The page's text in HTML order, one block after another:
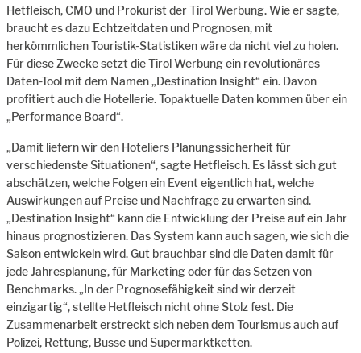
Hetfleisch, CMO und Prokurist der Tirol Werbung. Wie er sagte,
braucht es dazu Echtzeitdaten und Prognosen, mit
herkömmlichen Touristik-Statistiken wäre da nicht viel zu holen.
Für diese Zwecke setzt die Tirol Werbung ein revolutionäres
Daten-Tool mit dem Namen „Destination Insight“ ein. Davon
profitiert auch die Hotellerie. Topaktuelle Daten kommen über ein
„Performance Board“.
„Damit liefern wir den Hoteliers Planungssicherheit für
verschiedenste Situationen“, sagte Hetfleisch. Es lässt sich gut
abschätzen, welche Folgen ein Event eigentlich hat, welche
Auswirkungen auf Preise und Nachfrage zu erwarten sind.
„Destination Insight“ kann die Entwicklung der Preise auf ein Jahr
hinaus prognostizieren. Das System kann auch sagen, wie sich die
Saison entwickeln wird. Gut brauchbar sind die Daten damit für
jede Jahresplanung, für Marketing oder für das Setzen von
Benchmarks. „In der Prognosefähigkeit sind wir derzeit
einzigartig“, stellte Hetfleisch nicht ohne Stolz fest. Die
Zusammenarbeit erstreckt sich neben dem Tourismus auch auf
Polizei, Rettung, Busse und Supermarktketten.